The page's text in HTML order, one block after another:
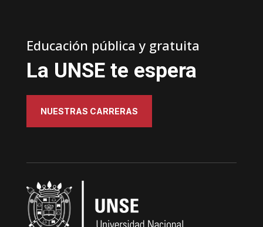
Educación pública y gratuita
La UNSE te espera
NUESTRAS CARRERAS